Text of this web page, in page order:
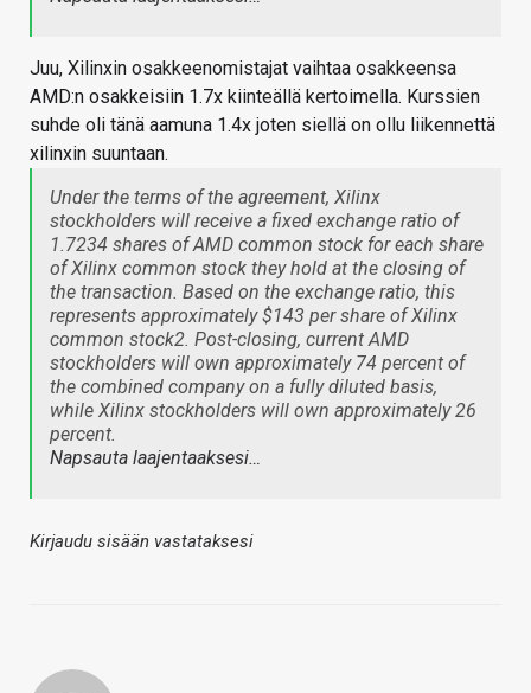
Juu, Xilinxin osakkeenomistajat vaihtaa osakkeensa
AMD:n osakkeisiin 1.7x kiinteällä kertoimella. Kurssien
suhde oli tänä aamuna 1.4x joten siellä on ollu liikennettä
xilinxin suuntaan.
Under the terms of the agreement, Xilinx
stockholders will receive a fixed exchange ratio of
1.7234 shares of AMD common stock for each share
of Xilinx common stock they hold at the closing of
the transaction. Based on the exchange ratio, this
represents approximately $143 per share of Xilinx
common stock2. Post-closing, current AMD
stockholders will own approximately 74 percent of
the combined company on a fully diluted basis,
while Xilinx stockholders will own approximately 26
percent.
Napsauta laajentaaksesi…
Kirjaudu sisään vastataksesi